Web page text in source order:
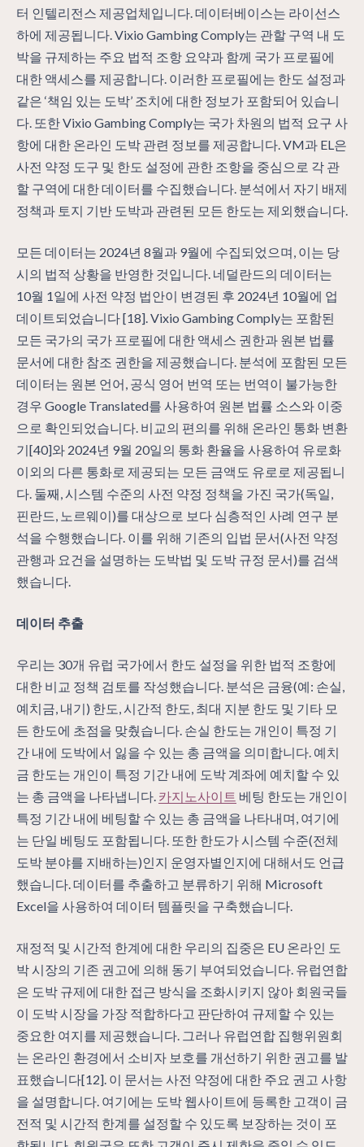
터 인텔리전스 제공업체입니다. 데이터베이스는 라이선스
하에 제공됩니다. Vixio Gambing Comply는 관할 구역 내 도
박을 규제하는 주요 법적 조항 요약과 함께 국가 프로필에
대한 액세스를 제공합니다. 이러한 프로필에는 한도 설정과
같은 ‘책임 있는 도박’ 조치에 대한 정보가 포함되어 있습니
다. 또한 Vixio Gambing Comply는 국가 차원의 법적 요구 사
항에 대한 온라인 도박 관련 정보를 제공합니다. VM과 EL은
사전 약정 도구 및 한도 설정에 관한 조항을 중심으로 각 관
할 구역에 대한 데이터를 수집했습니다. 분석에서 자기 배제
정책과 토지 기반 도박과 관련된 모든 한도는 제외했습니다.
모든 데이터는 2024년 8월과 9월에 수집되었으며, 이는 당
시의 법적 상황을 반영한 것입니다. 네덜란드의 데이터는
10월 1일에 사전 약정 법안이 변경된 후 2024년 10월에 업
데이트되었습니다 [18]. Vixio Gambing Comply는 포함된
모든 국가의 국가 프로필에 대한 액세스 권한과 원본 법률
문서에 대한 참조 권한을 제공했습니다. 분석에 포함된 모든
데이터는 원본 언어, 공식 영어 번역 또는 번역이 불가능한
경우 Google Translated를 사용하여 원본 법률 소스와 이중
으로 확인되었습니다. 비교의 편의를 위해 온라인 통화 변환
기[40]와 2024년 9월 20일의 통화 환율을 사용하여 유로화
이외의 다른 통화로 제공되는 모든 금액도 유로로 제공됩니
다. 둘째, 시스템 수준의 사전 약정 정책을 가진 국가(독일,
핀란드, 노르웨이)를 대상으로 보다 심층적인 사례 연구 분
석을 수행했습니다. 이를 위해 기존의 입법 문서(사전 약정
관행과 요건을 설명하는 도박법 및 도박 규정 문서)를 검색
했습니다.
데이터 추출
우리는 30개 유럽 국가에서 한도 설정을 위한 법적 조항에
대한 비교 정책 검토를 작성했습니다. 분석은 금융(예: 손실,
예치금, 내기) 한도, 시간적 한도, 최대 지분 한도 및 기타 모
든 한도에 초점을 맞췄습니다. 손실 한도는 개인이 특정 기
간 내에 도박에서 잃을 수 있는 총 금액을 의미합니다. 예치
금 한도는 개인이 특정 기간 내에 도박 계좌에 예치할 수 있
는 총 금액을 나타냅니다. 카지노사이트 베팅 한도는 개인이
특정 기간 내에 베팅할 수 있는 총 금액을 나타내며, 여기에
는 단일 베팅도 포함됩니다. 또한 한도가 시스템 수준(전체
도박 분야를 지배하는)인지 운영자별인지에 대해서도 언급
했습니다. 데이터를 추출하고 분류하기 위해 Microsoft
Excel을 사용하여 데이터 템플릿을 구축했습니다.
재정적 및 시간적 한계에 대한 우리의 집중은 EU 온라인 도
박 시장의 기존 권고에 의해 동기 부여되었습니다. 유럽연합
은 도박 규제에 대한 접근 방식을 조화시키지 않아 회원국들
이 도박 시장을 가장 적합하다고 판단하여 규제할 수 있는
중요한 여지를 제공했습니다. 그러나 유럽연합 집행위원회
는 온라인 환경에서 소비자 보호를 개선하기 위한 권고를 발
표했습니다[12]. 이 문서는 사전 약정에 대한 주요 권고 사항
을 설명합니다. 여기에는 도박 웹사이트에 등록한 고객이 금
전적 및 시간적 한계를 설정할 수 있도록 보장하는 것이 포